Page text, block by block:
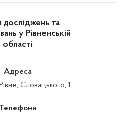
досліджень та
у Рівненській
області
Адреса
Словацького, 1
Телефони